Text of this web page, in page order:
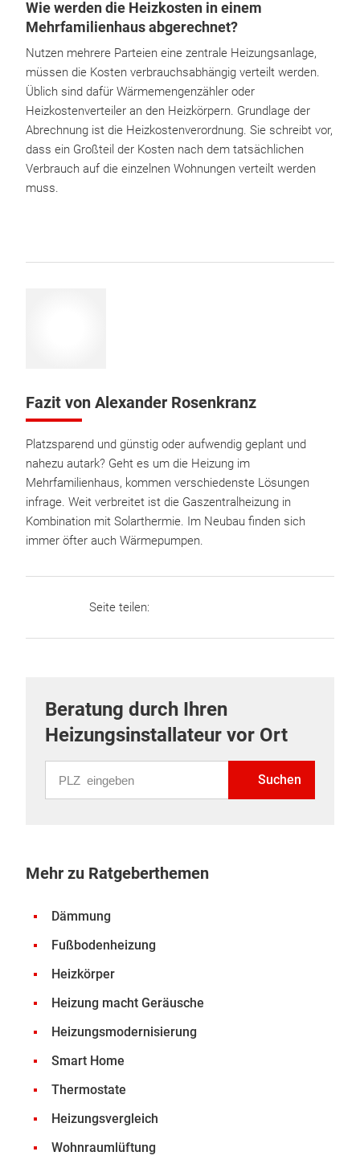
Wie werden die Heizkosten in einem
Mehrfamilienhaus abgerechnet?
Nutzen mehrere Parteien eine zentrale Heizungsanlage,
müssen die Kosten verbrauchsabhängig verteilt werden.
Üblich sind dafür Wärmemengenzähler oder
Heizkostenverteiler an den Heizkörpern. Grundlage der
Abrechnung ist die Heizkostenverordnung. Sie schreibt vor,
dass ein Großteil der Kosten nach dem tatsächlichen
Verbrauch auf die einzelnen Wohnungen verteilt werden
muss.
Fazit von Alexander Rosenkranz
Platzsparend und günstig oder aufwendig geplant und
nahezu autark? Geht es um die Heizung im
Mehrfamilienhaus, kommen verschiedenste Lösungen
infrage. Weit verbreitet ist die Gaszentralheizung in
Kombination mit Solarthermie. Im Neubau finden sich
immer öfter auch Wärmepumpen.
Seite teilen:
Beratung durch Ihren
Heizungsinstallateur vor Ort
Suchen
Mehr zu Ratgeberthemen
Dämmung
Fußbodenheizung
Heizkörper
Heizung macht Geräusche
Heizungsmodernisierung
Smart Home
Thermostate
Heizungsvergleich
Wohnraumlüftung